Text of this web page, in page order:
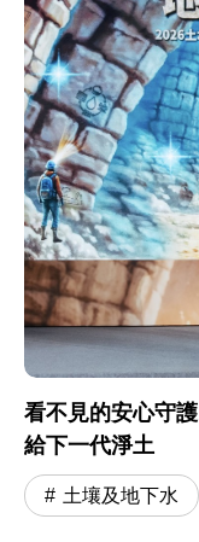
看不見的安心守
給下一代淨土
土壤及地下水